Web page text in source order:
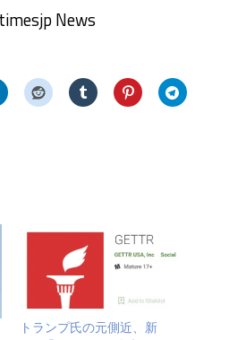
News
トランプ氏の元側近、新